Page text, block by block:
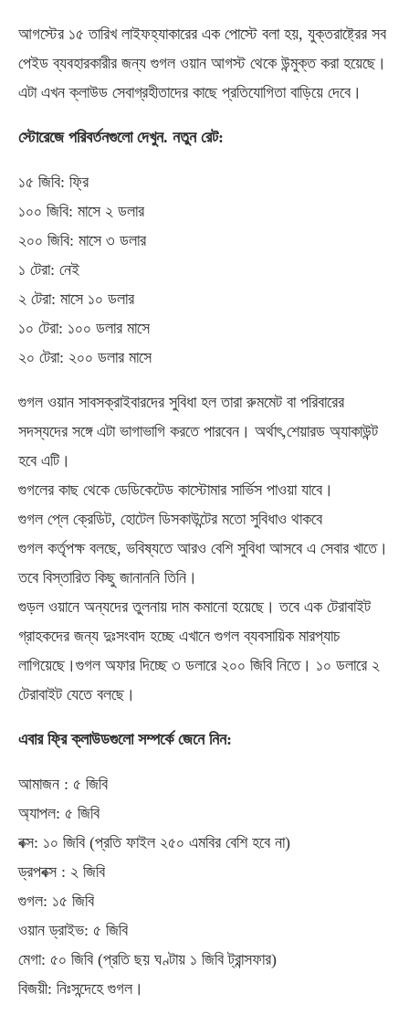
আগস্টের ১৫ তারিখ লাইফহ্যাকারের এক পোস্টে বলা হয়, যুক্তরাষ্ট্রের সব
পেইড ব্যবহারকারীর জন্য গুগল ওয়ান আগস্ট থেকে উন্মুক্ত করা হয়েছে।
এটা এখন ক্লাউড সেবাগ্রহীতাদের কাছে প্রতিযোগিতা বাড়িয়ে দেবে।
স্টোরেজে পরিবর্তনগুলো দেখুন. নতুন রেট:
১৫ জিবি: ফ্রি
১০০ জিবি: মাসে ২ ডলার
২০০ জিবি: মাসে ৩ ডলার
১ টেরা: নেই
২ টেরা: মাসে ১০ ডলার
১০ টেরা: ১০০ ডলার মাসে
২০ টেরা: ২০০ ডলার মাসে
গুগল ওয়ান সাবসক্রাইবারদের সুবিধা হল তারা রুমমেট বা পরিবারের
সদস্যদের সঙ্গে এটা ভাগাভাগি করতে পারবেন। অর্থাৎ,শেয়ারড অ্যাকাউন্ট
হবে এটি।
গুগলের কাছ থেকে ডেডিকেটেড কাস্টোমার সার্ভিস পাওয়া যাবে।
গুগল প্লে ক্রেডিট, হোটেল ডিসকাউন্টের মতো সুবিধাও থাকবে
গুগল কর্তৃপক্ষ বলছে, ভবিষ্যতে আরও বেশি সুবিধা আসবে এ সেবার খাতে।
তবে বিস্তারিত কিছু জানাননি তিনি।
গুড়ল ওয়ানে অন্যদের তুলনায় দাম কমানো হয়েছে। তবে এক টেরাবাইট
গ্রাহকদের জন্য দুঃসংবাদ হচ্ছে এখানে গুগল ব্যবসায়িক মারপ্যাচ
লাগিয়েছে।গুগল অফার দিচ্ছে ৩ ডলারে ২০০ জিবি নিতে। ১০ ডলারে ২
টেরাবাইট যেতে বলছে।
এবার ফ্রি ক্লাউডগুলো সম্পর্কে জেনে নিন:
আমাজন : ৫ জিবি
অ্যাপল: ৫ জিবি
বক্স: ১০ জিবি (প্রতি ফাইল ২৫০ এমবির বেশি হবে না)
ড্রপবক্স : ২ জিবি
গুগল: ১৫ জিবি
ওয়ান ড্রাইভ: ৫ জিবি
মেগা: ৫০ জিবি (প্রতি ছয় ঘণ্টায় ১ জিবি ট্রান্সফার)
বিজয়ী: নিঃসন্দেহে গুগল।